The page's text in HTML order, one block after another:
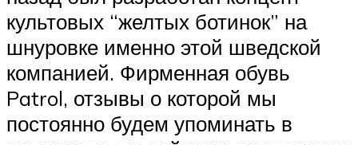
культовых “желтых ботинок” на
шнуровке именно этой шведской
компанией. Фирменная обувь
Patrol, отзывы о которой мы
постоянно будем упоминать в